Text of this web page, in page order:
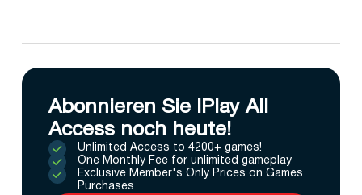
Abonnieren Sie IPlay All
Access noch heute!
Unlimited Access to 4200+ games!
One Monthly Fee for unlimited gameplay
Exclusive Member's Only Prices on Games
Purchases